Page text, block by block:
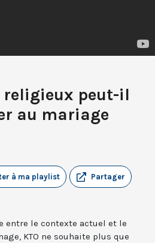
religieux peut-il
au mariage
Partager
à ma playlist
entre le contexte actuel et le
KTO ne souhaite plus que